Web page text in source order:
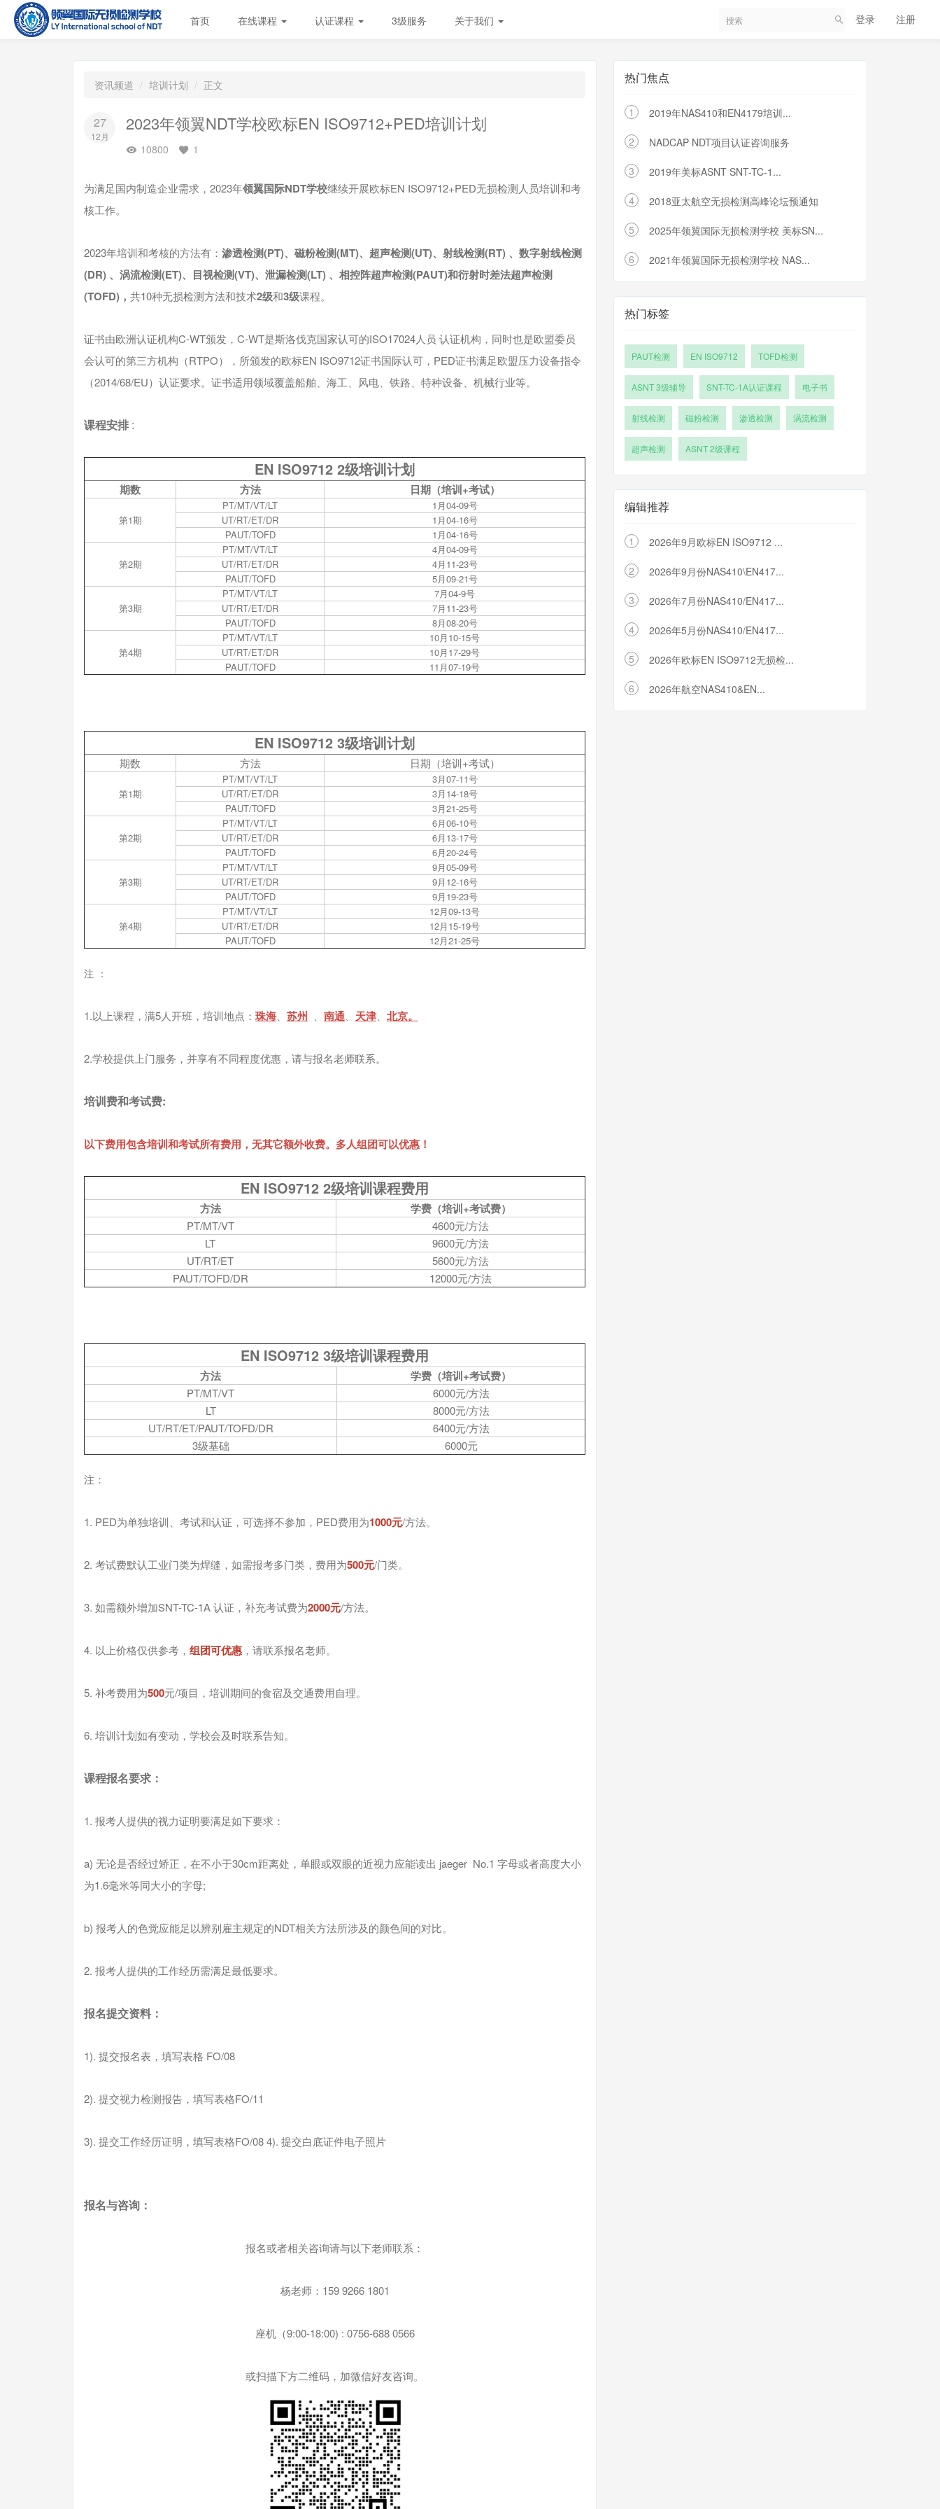
首页 在线课程 认证课程 3级服务 关于我们 登录 注册
资讯频道 培训计划 正文
27
12月
2023年领翼NDT学校欧标EN ISO9712+PED培训计划
10800 1
为满足国内制造企业需求，2023年领翼国际NDT学校继续开展欧标EN ISO9712+PED无损检测人员培训和考
核工作。
2023年培训和考核的方法有： 渗透检测(PT)、磁粉检测(MT)、超声检测(UT)、射线检测(RT) 、数字射线检测
(DR) 、涡流检测(ET)、目视检测(VT)、泄漏检测(LT) 、相控阵超声检测(PAUT)和衍射时差法超声检测
(TOFD)， 共10种无损检测方法和技术2级和3级课程。
证书由欧洲认证机构C-WT颁发，C-WT是斯洛伐克国家认可的ISO17024人员 认证机构，同时也是欧盟委员
会认可的第三方机构（RTPO），所颁发的欧标EN ISO9712证书国际认可，PED证书满足欧盟压力设备指令
（2014/68/EU）认证要求。证书适用领域覆盖船舶、海工、风电、铁路、特种设备、机械行业等。
课程安排 :
EN ISO9712 2级培训计划
期数 方法 日期（培训+考试）
第1期
PT/MT/VT/LT
1月04-09号
UT/RT/ET/DR
1月04-16号
PAUT/TOFD
1月04-16号
第2期
PT/MT/VT/LT
4月04-09号
UT/RT/ET/DR
4月11-23号
PAUT/TOFD
5月09-21号
第3期
PT/MT/VT/LT
7月04-9号
UT/RT/ET/DR
7月11-23号
PAUT/TOFD
8月08-20号
第4期
PT/MT/VT/LT
10月10-15号
UT/RT/ET/DR
10月17-29号
PAUT/TOFD
11月07-19号
EN ISO9712 3级培训计划
期数 方法 日期（培训+考试）
第1期
PT/MT/VT/LT
3月07-11号
UT/RT/ET/DR
3月14-18号
PAUT/TOFD
3月21-25号
第2期
PT/MT/VT/LT
6月06-10号
UT/RT/ET/DR
6月13-17号
PAUT/TOFD
6月20-24号
第3期
PT/MT/VT/LT
9月05-09号
UT/RT/ET/DR
9月12-16号
PAUT/TOFD
9月19-23号
第4期
PT/MT/VT/LT
12月09-13号
UT/RT/ET/DR
12月15-19号
PAUT/TOFD
12月21-25号
注 ：
1.以上课程，满5人开班，培训地点： 珠海 苏州 南通 天津 北京。
2.学校提供上门服务，并享有不同程度优惠，请与报名老师联系。
培训费和考试费:
以下费用包含培训和考试所有费用，无其它额外收费。多人组团可以优惠！
EN ISO9712 2级培训课程费用
方法 学费（培训+考试费）
PT/MT/VT
4600元/方法
LT
9600元/方法
UT/RT/ET
5600元/方法
PAUT/TOFD/DR
12000元/方法
EN ISO9712 3级培训课程费用
方法 学费（培训+考试费）
PT/MT/VT
6000元/方法
LT
8000元/方法
UT/RT/ET/PAUT/TOFD/DR
6400元/方法
3级基础
6000元
注：
1. PED为单独培训、考试和认证，可选择不参加，PED费用为1000元/方法。
2. 考试费默认工业门类为焊缝，如需报考多门类，费用为500元/门类。
3. 如需额外增加SNT-TC-1A 认证，补充考试费为2000元/方法。
4. 以上价格仅供参考， 组团可优惠 ，请联系报名老师。
5. 补考费用为500元/项目，培训期间的食宿及交通费用自理。
6. 培训计划如有变动，学校会及时联系告知。
课程报名要求：
1. 报考人提供的视力证明要满足如下要求：
a) 无论是否经过矫正，在不小于30cm距离处，单眼或双眼的近视力应能读出 jaeger No.1 字母或者高度大小
为1.6毫米等同大小的字母;
b) 报考人的色觉应能足以辨别雇主规定的NDT相关方法所涉及的颜色间的对比。
2. 报考人提供的工作经历需满足最低要求。
报名提交资料：
1). 提交报名表，填写表格 FO/08
2). 提交视力检测报告，填写表格FO/11
3). 提交工作经历证明，填写表格FO/084). 提交白底证件电子照片
报名与咨询：
报名或者相关咨询请与以下老师联系：
杨老师：159 9266 1801
座机（9:00-18:00) : 0756-688 0566
或扫描下方二维码，加微信好友咨询。
热门焦点
1 2019年NAS410和EN4179培训...
2 NADCAP NDT项目认证咨询服务
3 2019年美标ASNT SNT-TC-1...
4 2018亚太航空无损检测高峰论坛预通知
5 2025年领翼国际无损检测学校 美标SN...
6 2021年领翼国际无损检测学校 NAS...
热门标签
PAUT检测 EN ISO9712 TOFD检测
ASNT 3级辅导 SNT-TC-1A认证课程 电子书
射线检测 磁粉检测 渗透检测 涡流检测
超声检测 ASNT 2级课程
编辑推荐
1 2026年9月欧标EN ISO9712 ...
2 2026年9月份NAS410\EN417...
3 2026年7月份NAS410/EN417...
4 2026年5月份NAS410/EN417...
5 2026年欧标EN ISO9712无损检...
6 2026年航空NAS410&EN...